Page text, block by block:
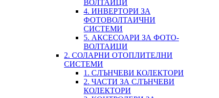
ВОЛТАИЦИ
4. ИНВЕРТОРИ ЗА
ФОТОВОЛТАИЧНИ
СИСТЕМИ
5. АКСЕСОАРИ ЗА ФОТО-
ВОЛТАИЦИ
2. СОЛАРНИ ОТОПЛИТЕЛНИ
СИСТЕМИ
1. СЛЪНЧЕВИ КОЛЕКТОРИ
2. ЧАСТИ ЗА СЛЪНЧЕВИ
КОЛЕКТОРИ